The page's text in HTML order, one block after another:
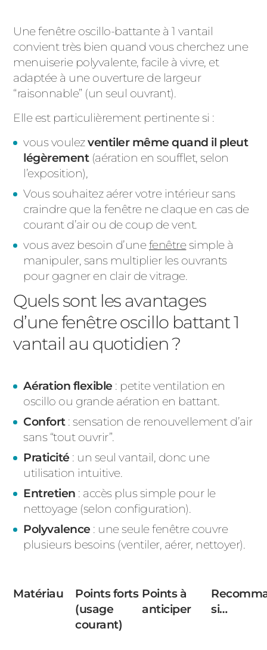
Une fenêtre oscillo-battante à 1 vantail
convient très bien quand vous cherchez une
menuiserie polyvalente, facile à vivre, et
adaptée à une ouverture de largeur
“raisonnable” (un seul ouvrant).
Elle est particulièrement pertinente si :
vous voulezventiler même quand il pleut
légèrement(aération en soufflet, selon
l’exposition),
Vous souhaitez aérer votre intérieur sans
craindre que la fenêtre ne claque en cas de
courant d’air ou de coup de vent.
vous avez besoin d’unefenêtresimple à
manipuler, sans multiplier les ouvrants
pour gagner en clair de vitrage.
Quels sont les avantages
d’une fenêtre oscillo battant 1
vantail au quotidien ?
Aération flexible : petite ventilation en
oscillo ou grande aération en battant.
Confort: sensation de renouvellement d’air
sans “tout ouvrir”.
Praticité : un seul vantail, donc une
utilisation intuitive.
Entretien : accès plus simple pour le
nettoyage (selon configuration).
Polyvalence : une seule fenêtre couvre
plusieurs besoins (ventiler, aérer, nettoyer).
Matériau
Points forts
(usage
courant)
Points à
anticiper
si…